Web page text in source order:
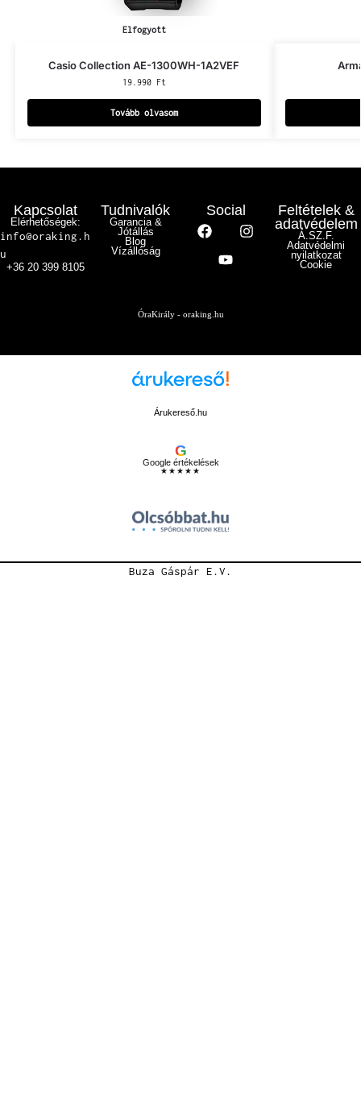
Elfogyott
Casio Collection AE-1300WH-1A2VEF
19.990 Ft
Tovább olvasom
Kapcsolat
Elérhetőségek:
info@oraking.h
u
+36 20 399 8105
Tudnivalók
Garancia &
Jótállás
Blog
Vízállóság
Social
Feltételek &
adatvédelem
Á.SZ.F.
Adatvédelmi
nyilatkozat
Cookie
ÓraKirály - oraking.hu
Árukereső.hu
G
Google értékelések
★★★★★
Buza Gáspár E.V.